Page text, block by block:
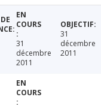
31
décembre
2011
31
décembre
2011